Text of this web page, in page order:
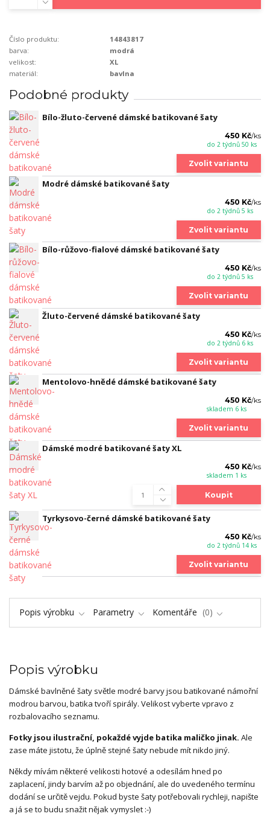
Číslo produktu:
14843817
barva:
modrá
velikost:
XL
materiál:
bavlna
Podobné produkty
Bílo-žluto-červené dámské batikované šaty
450 Kč/ks
do 2 týdnů 50 ks
Zvolit variantu
Modré dámské batikované šaty
450 Kč/ks
do 2 týdnů 5 ks
Zvolit variantu
Bílo-růžovo-fialové dámské batikované šaty
450 Kč/ks
do 2 týdnů 5 ks
Zvolit variantu
Žluto-červené dámské batikované šaty
450 Kč/ks
do 2 týdnů 6 ks
Zvolit variantu
Mentolovo-hnědé dámské batikované šaty
450 Kč/ks
skladem 6 ks
Zvolit variantu
Dámské modré batikované šaty XL
450 Kč/ks
skladem 1 ks
Koupit
Tyrkysovo-černé dámské batikované šaty
450 Kč/ks
do 2 týdnů 14 ks
Zvolit variantu
Popis výrobku Parametry Komentáře 0
Popis výrobku
Dámské bavlněné šaty světle modré barvy jsou batikované námořní
modrou barvou, batika tvoří spirály. Velikost vyberte vpravo z
rozbalovacího seznamu.
Fotky jsou ilustrační, pokaždé vyjde batika maličko jinak. Ale
zase máte jistotu, že úplně stejné šaty nebude mít nikdo jiný.
Někdy mívám některé velikosti hotové a odesílám hned po
zaplacení, jindy barvím až po objednání, ale do uvedeného termínu
dodání se určitě vejdu. Pokud byste šaty potřebovali rychleji, napište
a já se to budu snažit nějak vymyslet :-)